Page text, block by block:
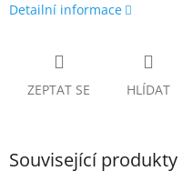
Detailní informace
ZEPTAT SE HLÍDAT
Související produkty